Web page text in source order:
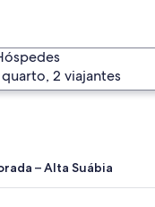
quarto, 2 viajantes
– Alta Suábia